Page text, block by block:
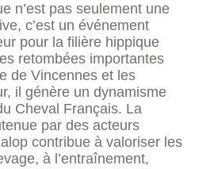
n’est pas seulement une
c’est un événement
pour la filière hippique
retombées importantes
de Vincennes et les
il génère un dynamisme
Cheval Français. La
par des acteurs
contribue à valoriser les
à l’entraînement,